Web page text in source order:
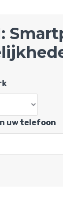
uw telefoon